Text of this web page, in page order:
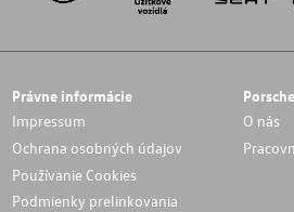
Právne informácie
Impressum
Ochrana osobných údajov
Používanie Cookies
Podmienky prelinkovania
O nás